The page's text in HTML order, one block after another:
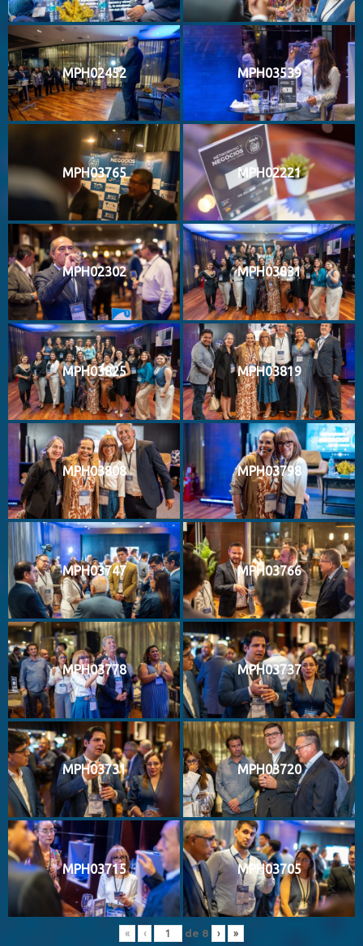
MPH02452 MPH03539
MPH03765 MPH02221
MPH02302 MPH03831
MPH03825 MPH03819
MPH03808 MPH03798
MPH03747 MPH03766
MPH03778 MPH03737
MPH03731 MPH03720
MPH03715 MPH03705
« ‹ de 8 › »